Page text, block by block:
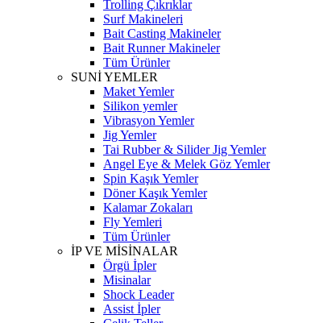
Trolling Çıkrıklar
Surf Makineleri
Bait Casting Makineler
Bait Runner Makineler
Tüm Ürünler
SUNİ YEMLER
Maket Yemler
Silikon yemler
Vibrasyon Yemler
Jig Yemler
Tai Rubber & Silider Jig Yemler
Angel Eye & Melek Göz Yemler
Spin Kaşık Yemler
Döner Kaşık Yemler
Kalamar Zokaları
Fly Yemleri
Tüm Ürünler
İP VE MİSİNALAR
Örgü İpler
Misinalar
Shock Leader
Assist İpler